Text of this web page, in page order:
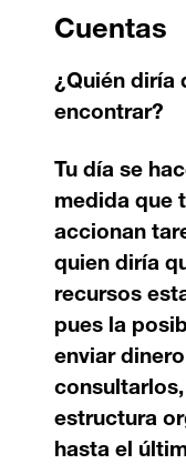
Cuentas
¿Quién diría
encontrar?
Tu día se
medida que
accionan
quien diría
recursos
pues la
enviar
estructura
hasta el